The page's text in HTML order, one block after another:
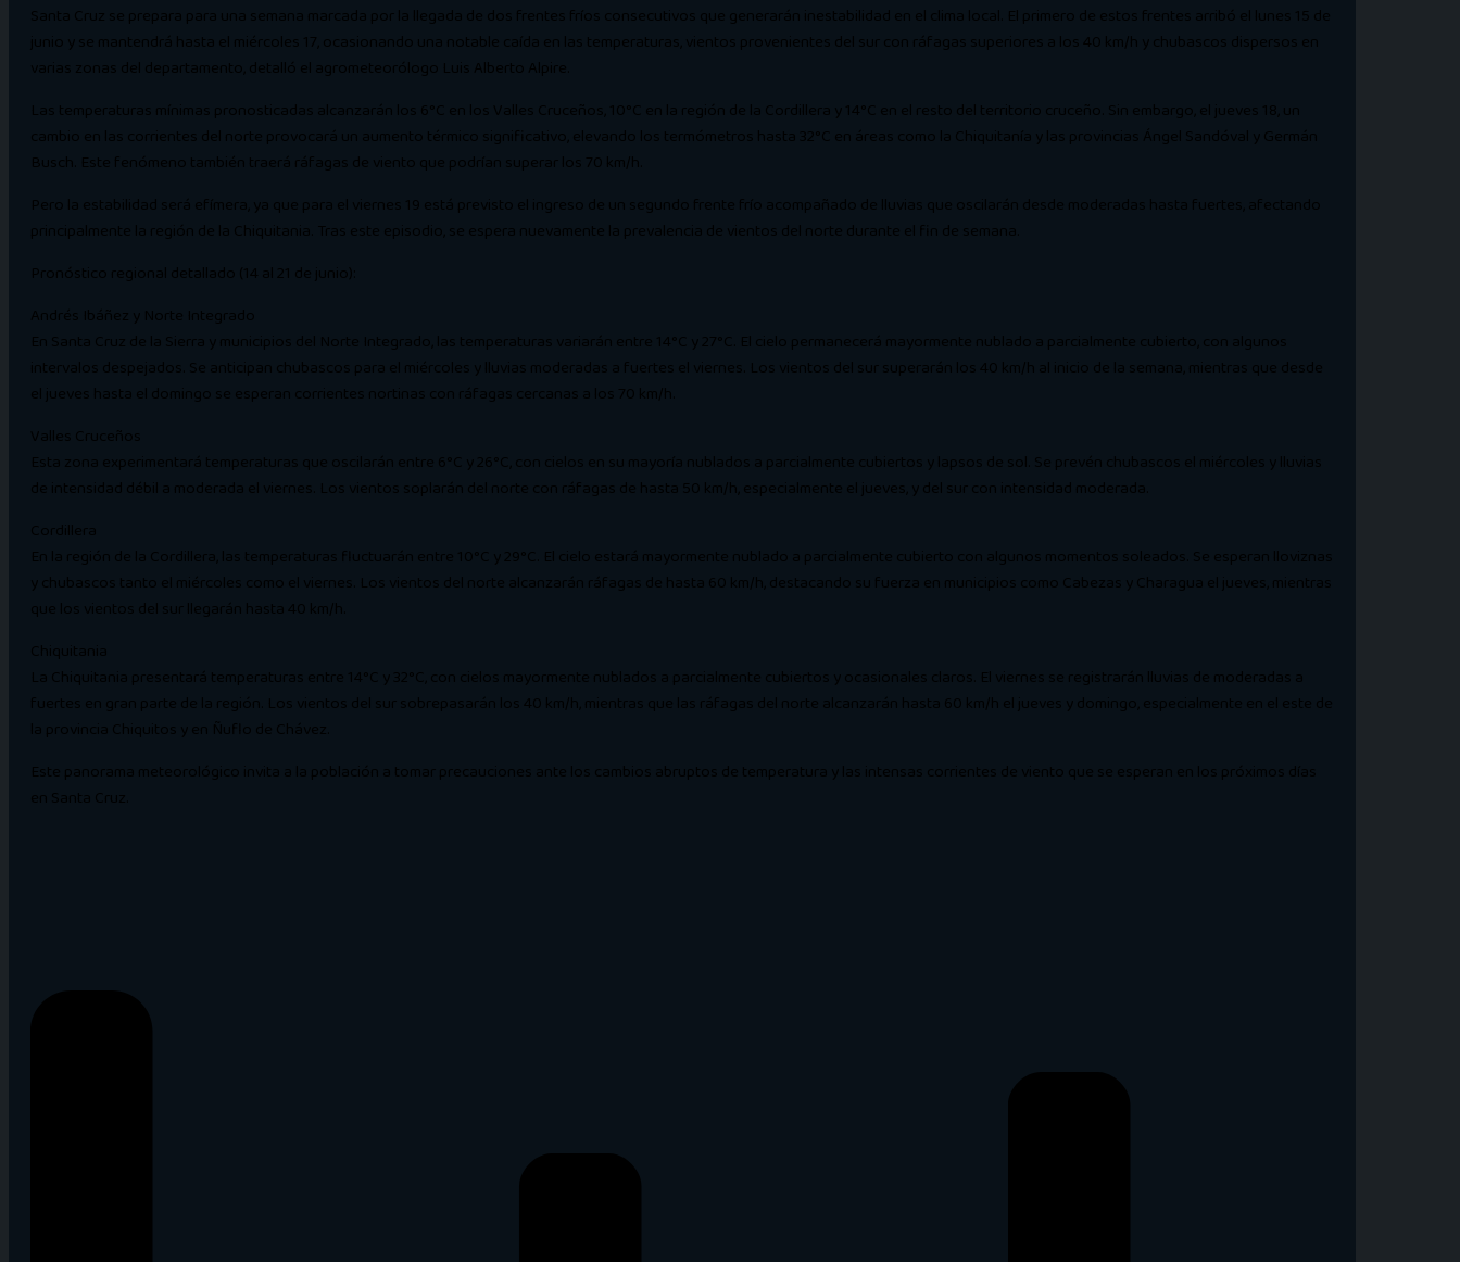
Santa Cruz se prepara para una semana marcada por la llegada de dos frentes fríos consecutivos que generarán inestabilidad en el clima local. El primero de estos frentes arribó el lunes 15 de
junio y se mantendrá hasta el miércoles 17, ocasionando una notable caída en las temperaturas, vientos provenientes del sur con ráfagas superiores a los 40 km/h y chubascos dispersos en
varias zonas del departamento, detalló el agrometeorólogo Luis Alberto Alpire.
Las temperaturas mínimas pronosticadas alcanzarán los 6°C en los Valles Cruceños, 10°C en la región de la Cordillera y 14°C en el resto del territorio cruceño. Sin embargo, el jueves 18, un
cambio en las corrientes del norte provocará un aumento térmico significativo, elevando los termómetros hasta 32°C en áreas como la Chiquitanía y las provincias Ángel Sandóval y Germán
Busch. Este fenómeno también traerá ráfagas de viento que podrían superar los 70 km/h.
Pero la estabilidad será efímera, ya que para el viernes 19 está previsto el ingreso de un segundo frente frío acompañado de lluvias que oscilarán desde moderadas hasta fuertes, afectando
principalmente la región de la Chiquitania. Tras este episodio, se espera nuevamente la prevalencia de vientos del norte durante el fin de semana.
Pronóstico regional detallado (14 al 21 de junio):
Andrés Ibáñez y Norte Integrado
En Santa Cruz de la Sierra y municipios del Norte Integrado, las temperaturas variarán entre 14°C y 27°C. El cielo permanecerá mayormente nublado a parcialmente cubierto, con algunos
intervalos despejados. Se anticipan chubascos para el miércoles y lluvias moderadas a fuertes el viernes. Los vientos del sur superarán los 40 km/h al inicio de la semana, mientras que desde
el jueves hasta el domingo se esperan corrientes nortinas con ráfagas cercanas a los 70 km/h.
Valles Cruceños
Esta zona experimentará temperaturas que oscilarán entre 6°C y 26°C, con cielos en su mayoría nublados a parcialmente cubiertos y lapsos de sol. Se prevén chubascos el miércoles y lluvias
de intensidad débil a moderada el viernes. Los vientos soplarán del norte con ráfagas de hasta 50 km/h, especialmente el jueves, y del sur con intensidad moderada.
Cordillera
En la región de la Cordillera, las temperaturas fluctuarán entre 10°C y 29°C. El cielo estará mayormente nublado a parcialmente cubierto con algunos momentos soleados. Se esperan lloviznas
y chubascos tanto el miércoles como el viernes. Los vientos del norte alcanzarán ráfagas de hasta 60 km/h, destacando su fuerza en municipios como Cabezas y Charagua el jueves, mientras
que los vientos del sur llegarán hasta 40 km/h.
Chiquitania
La Chiquitania presentará temperaturas entre 14°C y 32°C, con cielos mayormente nublados a parcialmente cubiertos y ocasionales claros. El viernes se registrarán lluvias de moderadas a
fuertes en gran parte de la región. Los vientos del sur sobrepasarán los 40 km/h, mientras que las ráfagas del norte alcanzarán hasta 60 km/h el jueves y domingo, especialmente en el este de
la provincia Chiquitos y en Ñuflo de Chávez.
Este panorama meteorológico invita a la población a tomar precauciones ante los cambios abruptos de temperatura y las intensas corrientes de viento que se esperan en los próximos días
en Santa Cruz.